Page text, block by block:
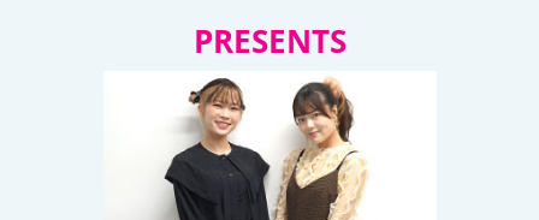
PRESENTS